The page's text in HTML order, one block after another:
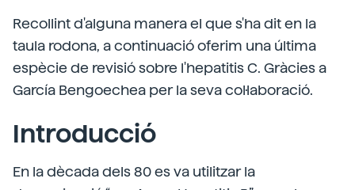
Recollint d'alguna manera el que s'ha dit en la
taula rodona, a continuació oferim una última
espècie de revisió sobre l'hepatitis C. Gràcies a
García Bengoechea per la seva col·laboració.
Introducció
En la dècada dels 80 es va utilitzar la